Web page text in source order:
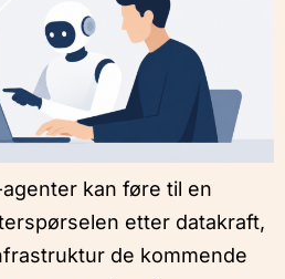
kan føre til en
etter datakraft,
de kommende